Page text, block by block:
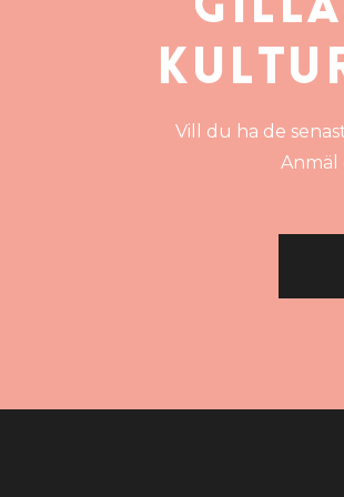
Vill du ha de
Anmäl